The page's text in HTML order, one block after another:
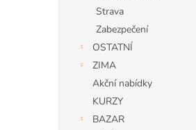
Strava
Zabezpečení
OSTATNÍ
ZIMA
Akční nabídky
KURZY
BAZAR